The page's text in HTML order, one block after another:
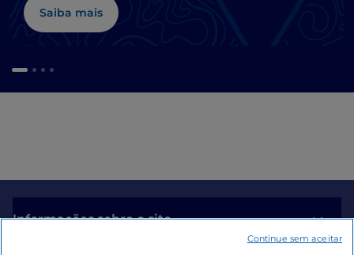
Saiba mais
Informações sobre o site
Continue sem aceitar